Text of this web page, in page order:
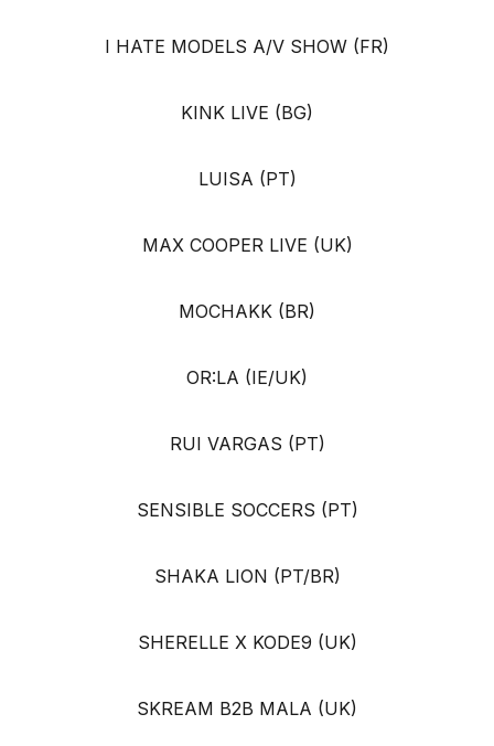
I HATE MODELS A/V SHOW (FR)
KINK LIVE (BG)
LUISA (PT)
MAX COOPER LIVE (UK)
MOCHAKK (BR)
OR:LA (IE/UK)
RUI VARGAS (PT)
SENSIBLE SOCCERS (PT)
SHAKA LION (PT/BR)
SHERELLE X KODE9 (UK)
SKREAM B2B MALA (UK)